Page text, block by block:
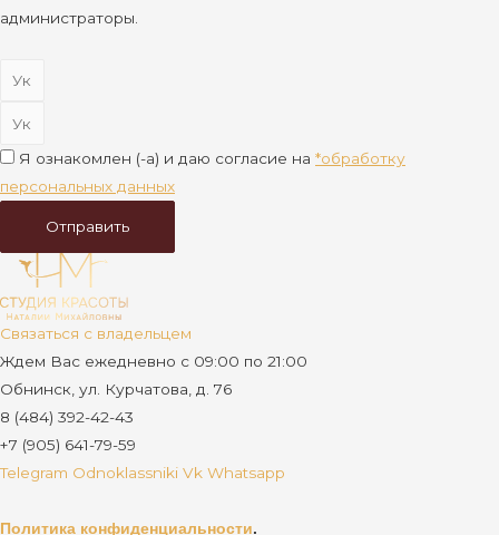
администраторы.
Я ознакомлен (-а) и даю согласие на *обработку
персональных данных
Отправить
Связаться с владельцем
Ждем Вас ежедневно с 09:00 по 21:00
Обнинск, ул. Курчатова, д. 76
8 (484) 392-42-43
+7 (905) 641-79-59
Telegram Odnoklassniki Vk Whatsapp
Политика конфиденциальности.